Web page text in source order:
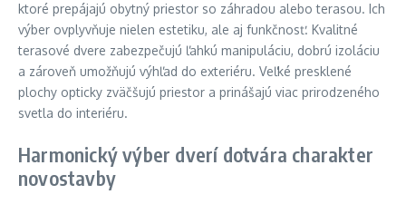
ktoré prepájajú obytný priestor so záhradou alebo terasou. Ich
výber ovplyvňuje nielen estetiku, ale aj funkčnosť. Kvalitné
terasové dvere zabezpečujú ľahkú manipuláciu, dobrú izoláciu
a zároveň umožňujú výhľad do exteriéru. Veľké presklené
plochy opticky zväčšujú priestor a prinášajú viac prirodzeného
svetla do interiéru.
Harmonický výber dverí dotvára charakter
novostavby